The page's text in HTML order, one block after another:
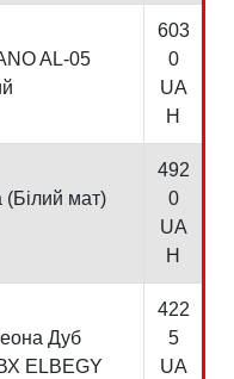
AL-05
603
0
UA
H
(Білий мат)
492
0
UA
H
Дуб
ELBEGY
422
5
UA